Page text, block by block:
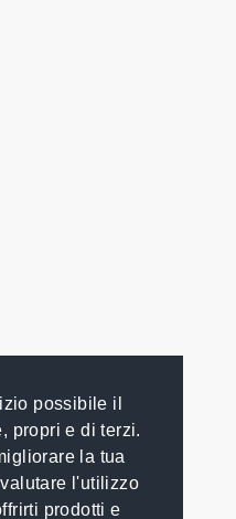
possibile il
propri e di terzi.
la tua
l'utilizzo
prodotti e